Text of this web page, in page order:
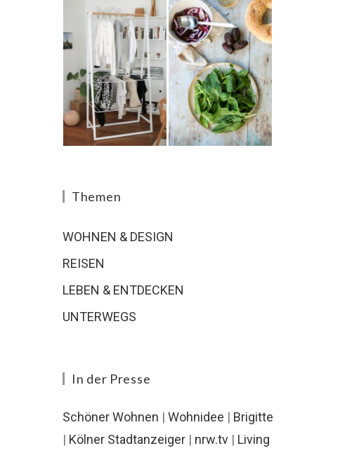
Themen
WOHNEN & DESIGN
REISEN
LEBEN & ENTDECKEN
UNTERWEGS
In der Presse
Schöner Wohnen | Wohnidee | Brigitte
| Kölner Stadtanzeiger | nrw.tv | Living